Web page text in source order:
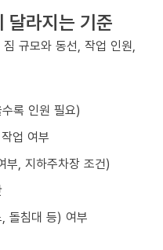
달라지는 기준
규모와 동선, 작업 인원,
록 인원 필요)
업 여부
부, 지하주차장 조건)
돌침대 등) 여부